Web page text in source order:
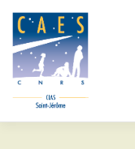
content